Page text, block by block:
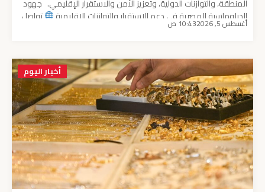
المنطقة، والتوازنات الدولية، وتعزيز الأمن والاستقرار الإقليمي. جهود
الدبلوماسية المصرية في دعم الاستقرار والتوازنات الإقليمية
تواصل
الدبلوماسية المصرية ممارسة دورها المحوري كركيزة أساسية لحفظ
[…]
أغسطس 5, 2026 10:43 ص
أخبار اليوم